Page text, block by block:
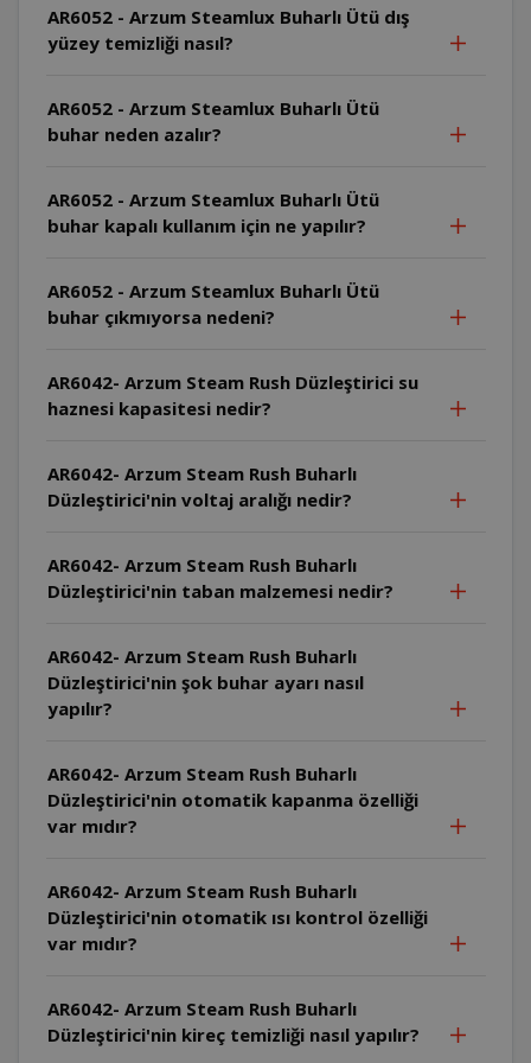
AR6052 - Arzum Steamlux Buharlı Ütü dış
yüzey temizliği nasıl?
AR6052 - Arzum Steamlux Buharlı Ütü
buhar neden azalır?
AR6052 - Arzum Steamlux Buharlı Ütü
buhar kapalı kullanım için ne yapılır?
AR6052 - Arzum Steamlux Buharlı Ütü
buhar çıkmıyorsa nedeni?
AR6042- Arzum Steam Rush Düzleştirici su
haznesi kapasitesi nedir?
AR6042- Arzum Steam Rush Buharlı
Düzleştirici'nin voltaj aralığı nedir?
AR6042- Arzum Steam Rush Buharlı
Düzleştirici'nin taban malzemesi nedir?
AR6042- Arzum Steam Rush Buharlı
Düzleştirici'nin şok buhar ayarı nasıl
yapılır?
AR6042- Arzum Steam Rush Buharlı
Düzleştirici'nin otomatik kapanma özelliği
var mıdır?
AR6042- Arzum Steam Rush Buharlı
Düzleştirici'nin otomatik ısı kontrol özelliği
var mıdır?
AR6042- Arzum Steam Rush Buharlı
Düzleştirici'nin kireç temizliği nasıl yapılır?